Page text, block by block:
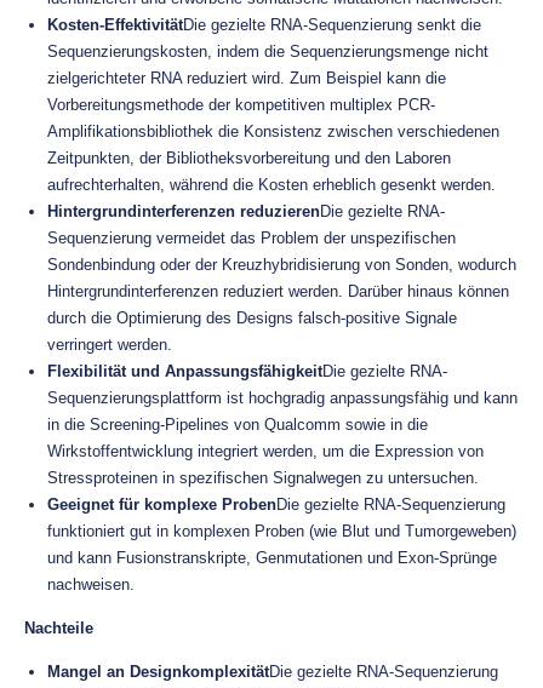
Kosten-EffektivitätDie gezielte RNA-Sequenzierung senkt die
Sequenzierungskosten, indem die Sequenzierungsmenge nicht
zielgerichteter RNA reduziert wird. Zum Beispiel kann die
Vorbereitungsmethode der kompetitiven multiplex PCR-
Amplifikationsbibliothek die Konsistenz zwischen verschiedenen
Zeitpunkten, der Bibliotheksvorbereitung und den Laboren
aufrechterhalten, während die Kosten erheblich gesenkt werden.
Hintergrundinterferenzen reduzierenDie gezielte RNA-
Sequenzierung vermeidet das Problem der unspezifischen
Sondenbindung oder der Kreuzhybridisierung von Sonden, wodurch
Hintergrundinterferenzen reduziert werden. Darüber hinaus können
durch die Optimierung des Designs falsch-positive Signale
verringert werden.
Flexibilität und AnpassungsfähigkeitDie gezielte RNA-
Sequenzierungsplattform ist hochgradig anpassungsfähig und kann
in die Screening-Pipelines von Qualcomm sowie in die
Wirkstoffentwicklung integriert werden, um die Expression von
Stressproteinen in spezifischen Signalwegen zu untersuchen.
Geeignet für komplexe ProbenDie gezielte RNA-Sequenzierung
funktioniert gut in komplexen Proben (wie Blut und Tumorgeweben)
und kann Fusionstranskripte, Genmutationen und Exon-Sprünge
nachweisen.
Nachteile
Mangel an DesignkomplexitätDie gezielte RNA-Sequenzierung